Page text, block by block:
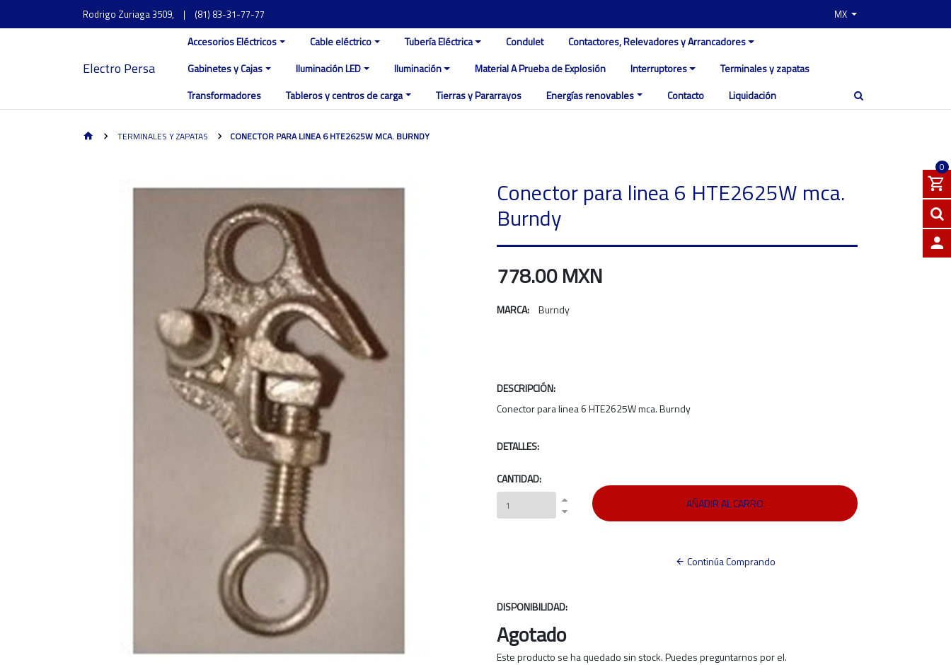
Rodrigo Zuriaga 3509, | (81) 83-31-77-77 MX
Electro Persa
Accesorios Eléctricos Cable eléctrico Tubería Eléctrica Condulet
Contactores, Relevadores y Arrancadores
Gabinetes y Cajas
Iluminación LED Iluminación Material A Prueba de Explosión Interruptores
Terminales y zapatas
Transformadores
Tableros y centros de carga Tierras y Pararrayos Energías renovables Contacto Liquidación
0
TERMINALES Y ZAPATAS CONECTOR PARA LINEA 6 HTE2625W MCA. BURNDY
Conector para linea 6 HTE2625W mca.
Burndy
778.00 MXN
MARCA: Burndy
DESCRIPCIÓN:
Conector para linea 6 HTE2625W mca. Burndy
DETALLES:
CANTIDAD:
Continúa Comprando
DISPONIBILIDAD:
Agotado
Este producto se ha quedado sin stock. Puedes preguntarnos por el.